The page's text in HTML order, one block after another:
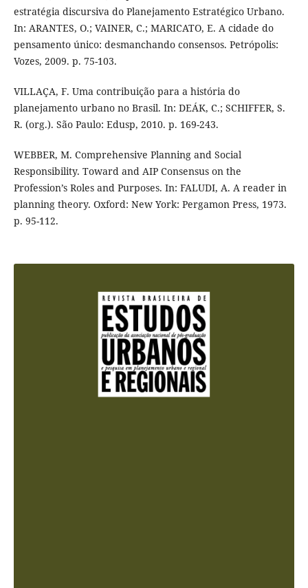
estratégia discursiva do Planejamento Estratégico Urbano.
In: ARANTES, O.; VAINER, C.; MARICATO, E. A cidade do
pensamento único: desmanchando consensos. Petrópolis:
Vozes, 2009. p. 75-103.
VILLAÇA, F. Uma contribuição para a história do
planejamento urbano no Brasil. In: DEÁK, C.; SCHIFFER, S.
R. (org.). São Paulo: Edusp, 2010. p. 169-243.
WEBBER, M. Comprehensive Planning and Social
Responsibility. Toward and AIP Consensus on the
Profession’s Roles and Purposes. In: FALUDI, A. A reader in
planning theory. Oxford: New York: Pergamon Press, 1973.
p. 95-112.